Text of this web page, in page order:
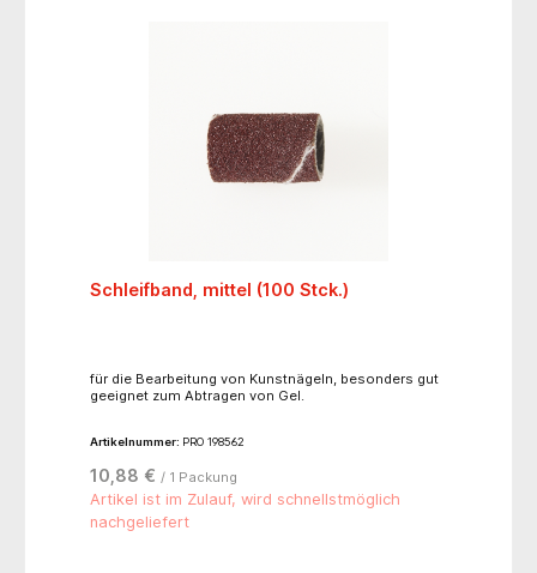
Schleifband, mittel (100 Stck.)
für die Bearbeitung von Kunstnägeln, besonders gut
geeignet zum Abtragen von Gel.
Artikelnummer: PRO 198562
10,88 € / 1 Packung
Artikel ist im Zulauf, wird schnellstmöglich
nachgeliefert